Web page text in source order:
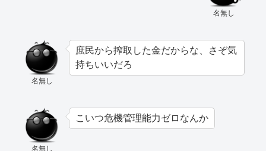
名無し
名無し
庶民から搾取した金だからな、さぞ気
持ちいいだろ
名無し
こいつ危機管理能力ゼロなんか